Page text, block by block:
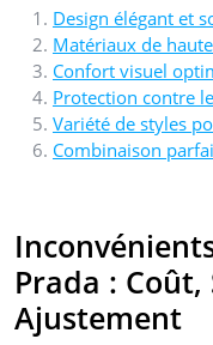
Design élégant et
Matériaux de
Confort visuel
Protection contre
Variété de styles
Combinaison
Prada :
Ajustement